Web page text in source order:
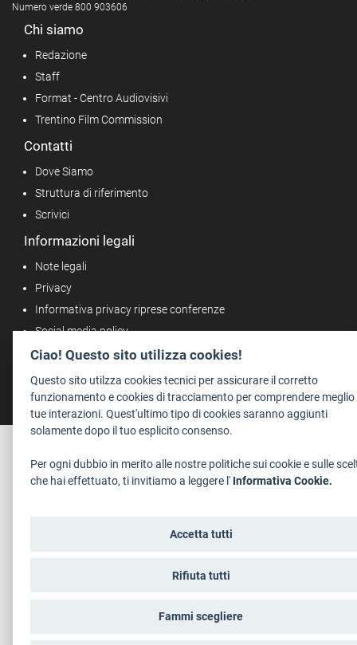
Numero verde 800 903606
Chi siamo
Redazione
Staff
Format - Centro Audiovisivi
Trentino Film Commission
Contatti
Dove Siamo
Struttura di riferimento
Scrivici
Informazioni legali
Note legali
Privacy
Informativa privacy riprese conferenze
Social media policy
Info cookies
Dichiarazione di accessibilità
Ciao! Questo sito utilizza cookies!
Questo sito utilzza cookies tecnici per assicurare il corretto
funzionamento e cookies di tracciamento per comprendere meglio
tue interazioni. Quest'ultimo tipo di cookies saranno aggiunti
solamente dopo il tuo esplicito consenso.
Per ogni dubbio in merito alle nostre politiche sui cookie e sulle
che hai effettuato, ti invitiamo a leggere l' Informativa Cookie.
Accetta tutti
Rifiuta tutti
Fammi scegliere